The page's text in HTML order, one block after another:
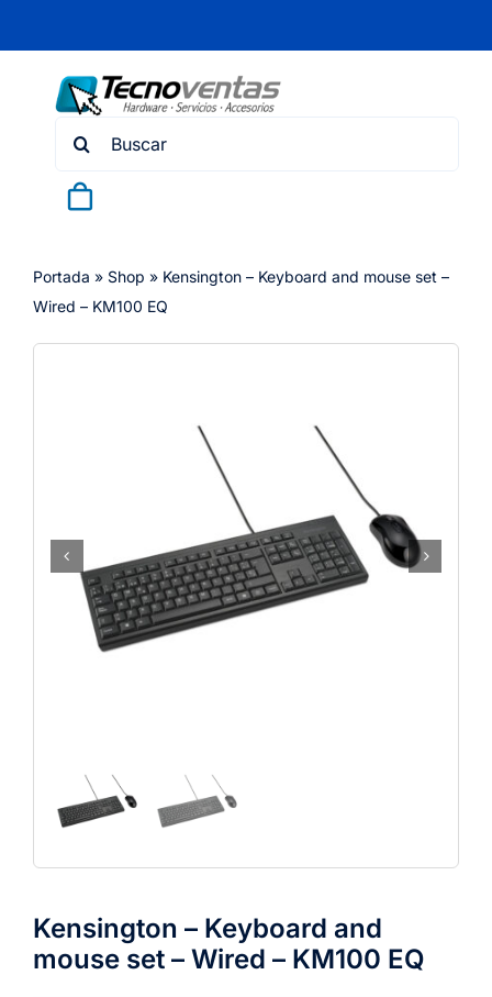
content
Search
Portada » Shop » Kensington – Keyboard and mouse set –
Wired – KM100 EQ
Kensington – Keyboard and
mouse set – Wired – KM100 EQ